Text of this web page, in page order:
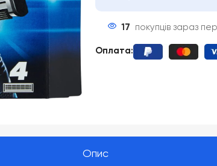
17 покупців зараз
Оплата:
Опис